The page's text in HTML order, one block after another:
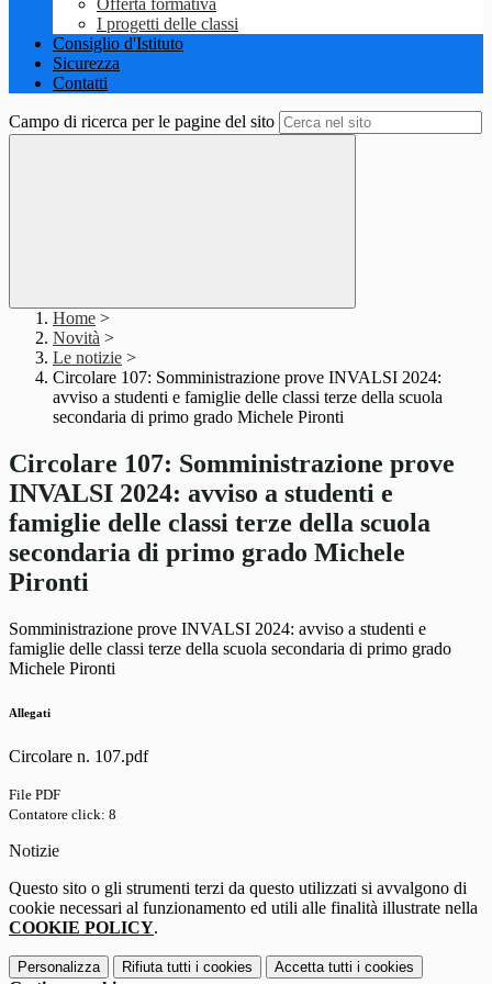
Offerta formativa
I progetti delle classi
Consiglio d'Istituto
Sicurezza
Contatti
Campo di ricerca per le pagine del sito
Home >
Novità >
Le notizie >
Circolare 107: Somministrazione prove INVALSI 2024:
avviso a studenti e famiglie delle classi terze della scuola
secondaria di primo grado Michele Pironti
Circolare 107: Somministrazione prove
INVALSI 2024: avviso a studenti e
famiglie delle classi terze della scuola
secondaria di primo grado Michele
Pironti
Somministrazione prove INVALSI 2024: avviso a studenti e
famiglie delle classi terze della scuola secondaria di primo grado
Michele Pironti
Allegati
Circolare n. 107.pdf
File PDF
Contatore click: 8
Notizie
Questo sito o gli strumenti terzi da questo utilizzati si avvalgono di
cookie necessari al funzionamento ed utili alle finalità illustrate nella
COOKIE POLICY.
Personalizza Rifiuta tutti i cookies Accetta tutti i cookies